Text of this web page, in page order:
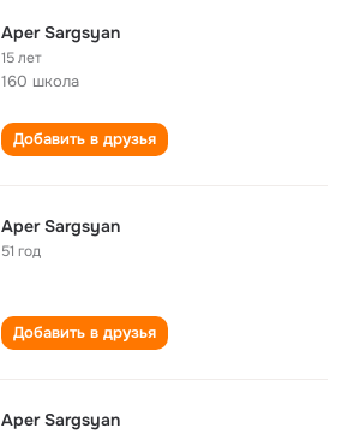
Aper Sargsyan
15 лет
160 школа
Добавить в друзья
Aper Sargsyan
51 год
Добавить в друзья
Aper Sargsyan